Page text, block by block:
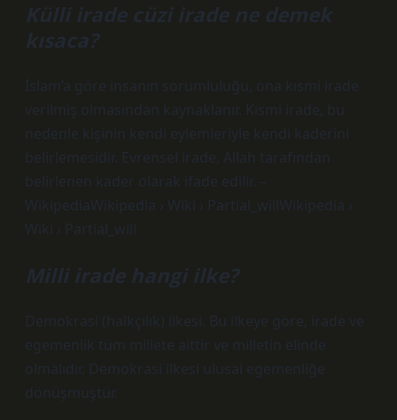
Külli irade cüzi irade ne demek
kısaca?
İslam’a göre insanın sorumluluğu, ona kısmi irade
verilmiş olmasından kaynaklanır. Kısmi irade, bu
nedenle kişinin kendi eylemleriyle kendi kaderini
belirlemesidir. Evrensel irade, Allah tarafından
belirlenen kader olarak ifade edilir. –
WikipediaWikipedia › Wiki › Partial_willWikipedia ›
Wiki › Partial_will
Milli irade hangi ilke?
Demokrasi (halkçılık) ilkesi. Bu ilkeye göre, irade ve
egemenlik tüm millete aittir ve milletin elinde
olmalıdır. Demokrasi ilkesi ulusal egemenliğe
dönüşmüştür.